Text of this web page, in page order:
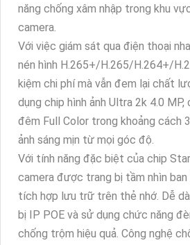
năng chống xâm nhập trong khu
camera.
Với việc giám sát qua điện thoại
nén hình H.265+/H.265/H.264+/
kiệm chi phí mà vẫn đem lại chất
dụng chip hình ảnh Ultra 2k 4.0
đêm Full Color trong khoảng cách
ảnh sáng mịn từ mọi góc độ.
Với tính năng đặc biệt của chip
camera được trang bị tầm nhìn
tích hợp lưu trữ trên thẻ nhớ. Dễ
bị IP POE và sử dụng chức năng
chống trộm hiệu quả. Công nghệ